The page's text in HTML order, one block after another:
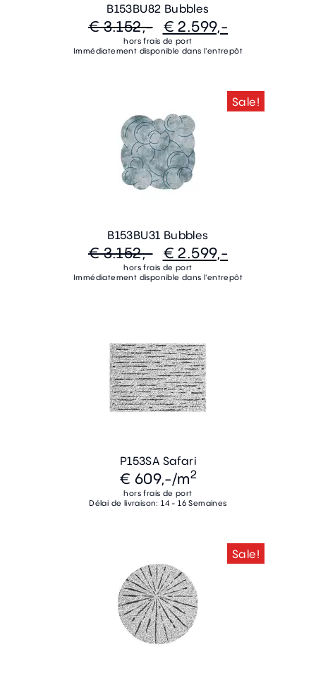
B153BU82 Bubbles
€ 3.152,- € 2.599,-
hors frais de port
Immédiatement disponible dans l'entrepôt
Sale!
B153BU31 Bubbles
€ 3.152,- € 2.599,-
hors frais de port
Immédiatement disponible dans l'entrepôt
P153SA Safari
€ 609,-/m2
hors frais de port
Délai de livraison: 14 - 16 Semaines
Sale!